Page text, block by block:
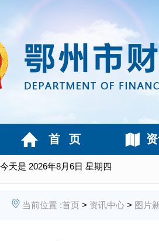
今天是 2026年8月6日 星期四
首 页
当前位置 :首页 > 资讯中心 > 图片